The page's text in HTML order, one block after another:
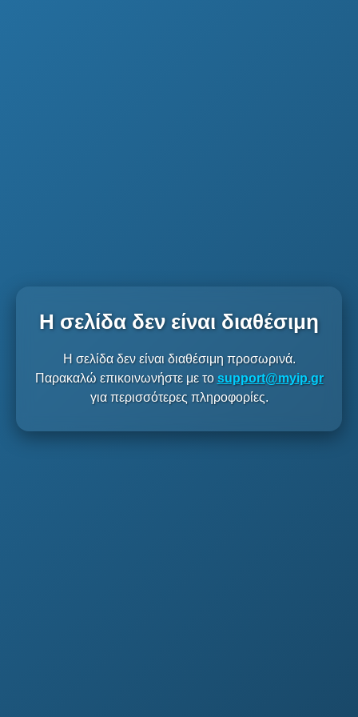
Η σελίδα δεν είναι διαθέσιμη
Η σελίδα δεν είναι διαθέσιμη προσωρινά.
Παρακαλώ επικοινωνήστε με το support@myip.gr
για περισσότερες πληροφορίες.